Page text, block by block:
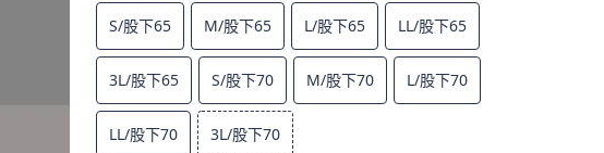
S/股下65
M/股下65 L/股下65 LL/股下65
3L/股下65 S/股下70 M/股下70 L/股下70
LL/股下70 3L/股下70